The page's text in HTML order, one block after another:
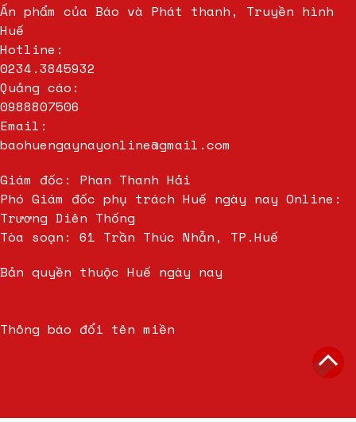
Thùng rác composite 240l nắp kín greendo.vn giá tốt
Thiết kế
Ấn phẩm của Báo và Phát thanh, Truyền hình
Huế
Hotline:
0234.3845932
Quảng cáo:
0988807506
Email:
baohuengaynayonline@gmail.com
Giám đốc: Phan Thanh Hải
Phó Giám đốc phụ trách Huế ngày nay Online:
Trương Diên Thống
Tòa soạn: 61 Trần Thúc Nhẫn, TP.Huế
Bản quyền thuộc Huế ngày nay
Thông báo đổi tên miền